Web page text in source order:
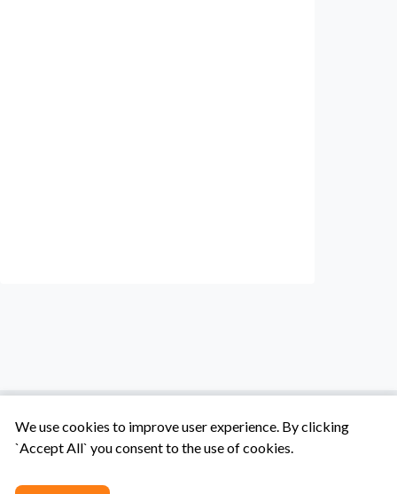
We use cookies to improve user experience. By clicking
`Accept All` you consent to the use of cookies.